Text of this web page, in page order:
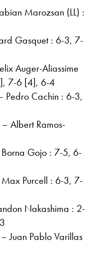
Marozsan (LL) :
Gasquet : 6-3, 7-
Auger-Aliassime
7-6 [4], 6-4
Pedro Cachin : 6-3,
Albert Ramos-
Gojo : 7-5, 6-
Purcell : 6-3, 7-
Nakashima : 2-
Juan Pablo Varillas